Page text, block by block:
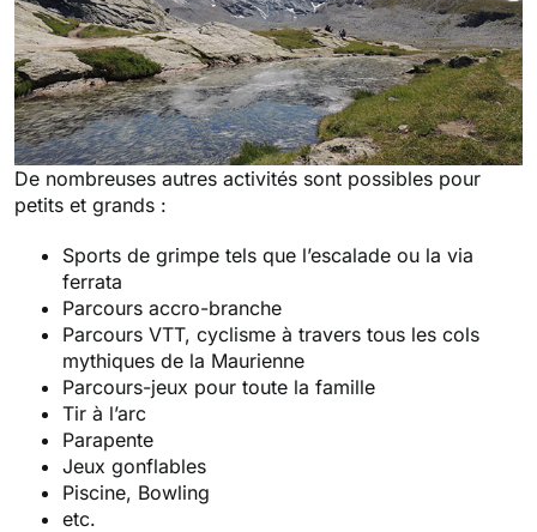
De nombreuses autres activités sont possibles pour
petits et grands :
Sports de grimpe tels que l’escalade ou la via
ferrata
Parcours accro-branche
Parcours VTT, cyclisme à travers tous les cols
mythiques de la Maurienne
Parcours-jeux pour toute la famille
Tir à l’arc
Parapente
Jeux gonflables
Piscine, Bowling
etc.